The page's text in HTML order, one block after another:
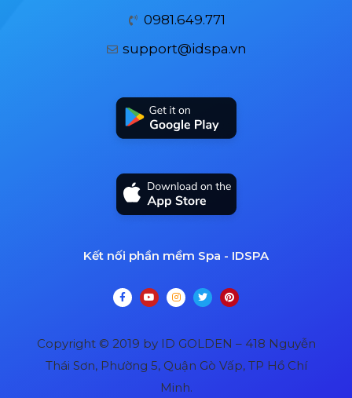
0981.649.771
support@idspa.vn
Kết nối phần mềm Spa - IDSPA
Copyright © 2019 by ID GOLDEN – 418 Nguyễn
Thái Sơn, Phường 5, Quận Gò Vấp, TP Hồ Chí
Minh.